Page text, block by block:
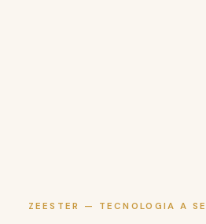
ZEESTER — TECNOLOGIA A